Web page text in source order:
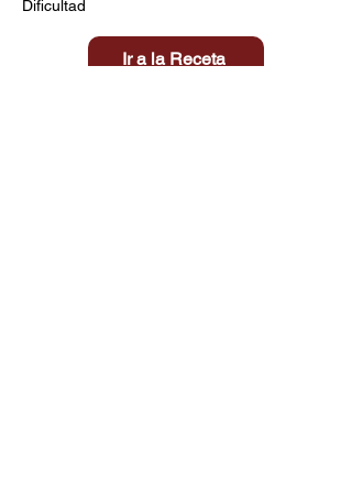
Dificultad
Ir a la Receta